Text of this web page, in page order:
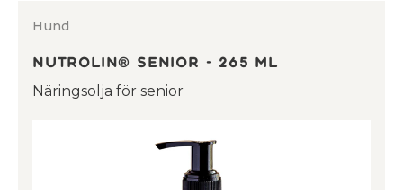
Hund
Nutrolin® SENIOR - 265 ml
Näringsolja för senior